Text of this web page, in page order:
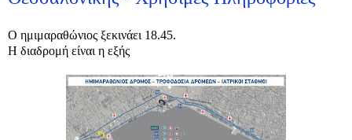
Ο ημιμαραθώνιος ξεκινάει 18.45.
Η διαδρομή είναι η εξής